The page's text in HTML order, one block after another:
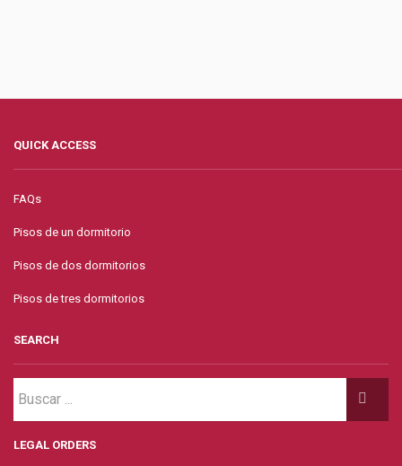
QUICK ACCESS
FAQs
Pisos de un dormitorio
Pisos de dos dormitorios
Pisos de tres dormitorios
SEARCH
LEGAL ORDERS